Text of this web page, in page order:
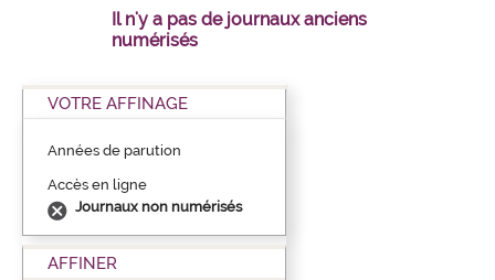
Il n'y a pas de journaux anciens
numérisés
VOTRE AFFINAGE
Années de parution
Accès en ligne
Journaux non numérisés
AFFINER